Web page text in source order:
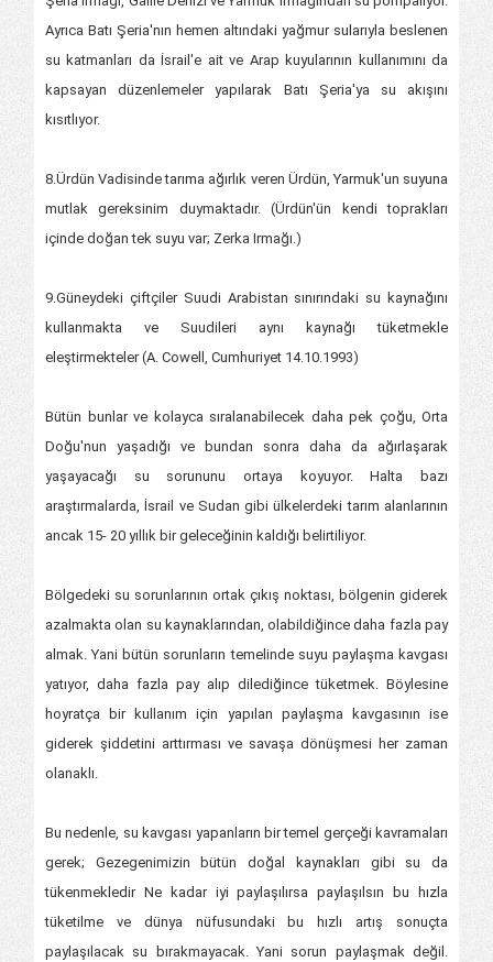
Ayrıca Batı Şeria'nın hemen altındaki yağmur sularıyla beslenen
su katmanları da İsrail'e ait ve Arap kuyularının kullanımını da
kapsayan düzenlemeler yapılarak Batı Şeria'ya su akışını
kısıtlıyor.
8.Ürdün Vadisinde tarıma ağırlık veren Ürdün, Yarmuk'un suyuna
mutlak gereksinim duymaktadır. (Ürdün'ün kendi toprakları
içinde doğan tek suyu var; Zerka Irmağı.)
9.Güneydeki çiftçiler Suudi Arabistan sınırındaki su kaynağını
kullanmakta ve Suudileri aynı kaynağı tüketmekle
eleştirmekteler (A. Cowell, Cumhuriyet 14.10.1993)
Bütün bunlar ve kolayca sıralanabilecek daha pek çoğu, Orta
Doğu'nun yaşadığı ve bundan sonra daha da ağırlaşarak
yaşayacağı su sorununu ortaya koyuyor. Halta bazı
araştırmalarda, İsrail ve Sudan gibi ülkelerdeki tarım alanlarının
ancak 15- 20 yıllık bir geleceğinin kaldığı belirtiliyor.
Bölgedeki su sorunlarının ortak çıkış noktası, bölgenin giderek
azalmakta olan su kaynaklarından, olabildiğince daha fazla pay
almak. Yani bütün sorunların temelinde suyu paylaşma kavgası
yatıyor, daha fazla pay alıp dilediğince tüketmek. Böylesine
hoyratça bir kullanım için yapılan paylaşma kavgasının ise
giderek şiddetini arttırması ve savaşa dönüşmesi her zaman
olanaklı.
Bu nedenle, su kavgası yapanların bir temel gerçeği kavramaları
gerek; Gezegenimizin bütün doğal kaynakları gibi su da
tükenmekledir Ne kadar iyi paylaşılırsa paylaşılsın bu hızla
tüketilme ve dünya nüfusundaki bu hızlı artış sonuçta
paylaşılacak su bırakmayacak. Yani sorun paylaşmak değil.